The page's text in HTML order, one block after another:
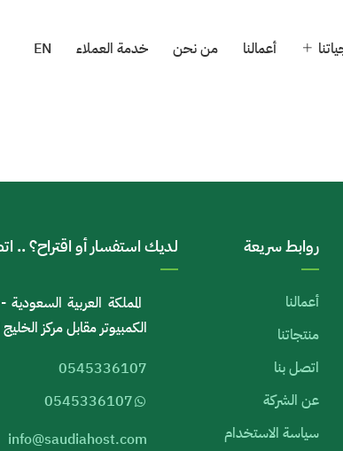
أعمالنا من نحن خدمة العملاء EN
روابط سريعة
أعمالنا
منتجاتنا
اتصل بنا
عن الشركة
سياسة الاستخدام
لديك استفسار أو اقتراح؟ ..
المملكة العربية
الكمبيوتر مقابل مركز
0545336107
0545336107
info@saudiahost.com